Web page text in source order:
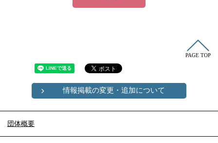
PAGE TOP
情報掲載の変更・追加について
団体概要